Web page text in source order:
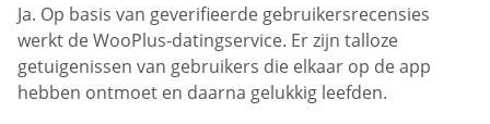
Ja. Op basis van geverifieerde gebruikersrecensies
werkt de WooPlus-datingservice. Er zijn talloze
getuigenissen van gebruikers die elkaar op de app
hebben ontmoet en daarna gelukkig leefden.